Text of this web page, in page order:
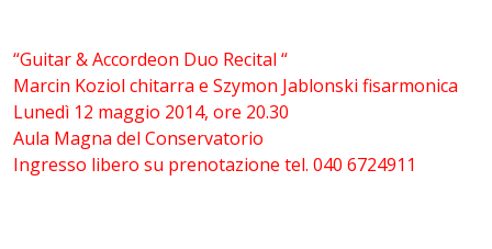
“Guitar & Accordeon Duo Recital “
Marcin Koziol chitarra e Szymon Jablonski fisarmonica
Lunedì 12 maggio 2014, ore 20.30
Aula Magna del Conservatorio
Ingresso libero su prenotazione tel. 040 6724911